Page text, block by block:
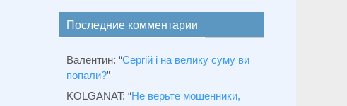
Последние комментарии
Валентин: “Сергій і на велику суму ви
попали?”
KOLGANAT: “Не верьте мошенники,